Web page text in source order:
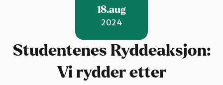
18.aug
2024
Studentenes Ryddeaksjon:
Vi rydder etter